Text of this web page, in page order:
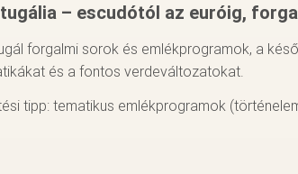
– escudótól az euróig,
forgalmi sorok és emlékprogramok, a
és a fontos verdeváltozatokat.
tipp: tematikus emlékprogramok